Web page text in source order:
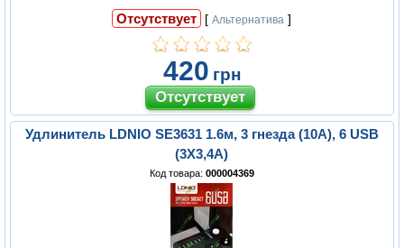
Отсутствует [Альтернатива ]
420 грн
Удлинитель LDNIO SE3631 1.6м, 3 гнезда (10А), 6 USB
(3Х3,4А)
Код товара: 000004369